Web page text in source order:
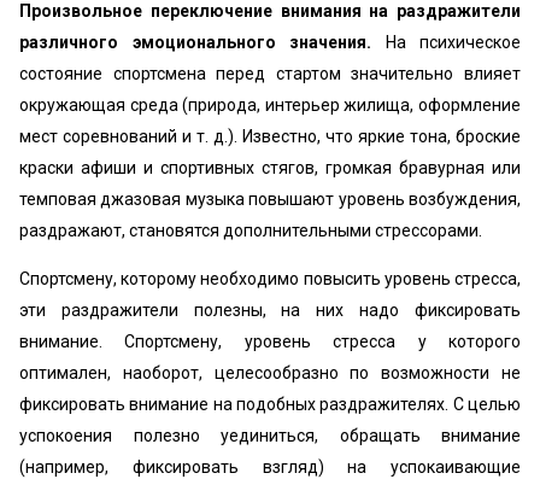
Произвольное переключение внимания на раздражители
различного эмоционального значения. На психическое
состояние спортсмена перед стартом значительно влияет
окружающая среда (природа, интерьер жилища, оформление
мест соревнований и т. д.). Известно, что яркие тона, броские
краски афиши и спортивных стягов, громкая бравурная или
темповая джазовая музыка повышают уровень возбуждения,
раздражают, становятся дополнительными стрессорами.
Спортсмену, которому необходимо повысить уровень стресса,
эти раздражители полезны, на них надо фиксировать
внимание. Спортсмену, уровень стресса у которого
оптимален, наоборот, целесообразно по возможности не
фиксировать внимание на подобных раздражителях. С целью
успокоения полезно уединиться, обращать внимание
(например, фиксировать взгляд) на успокаивающие